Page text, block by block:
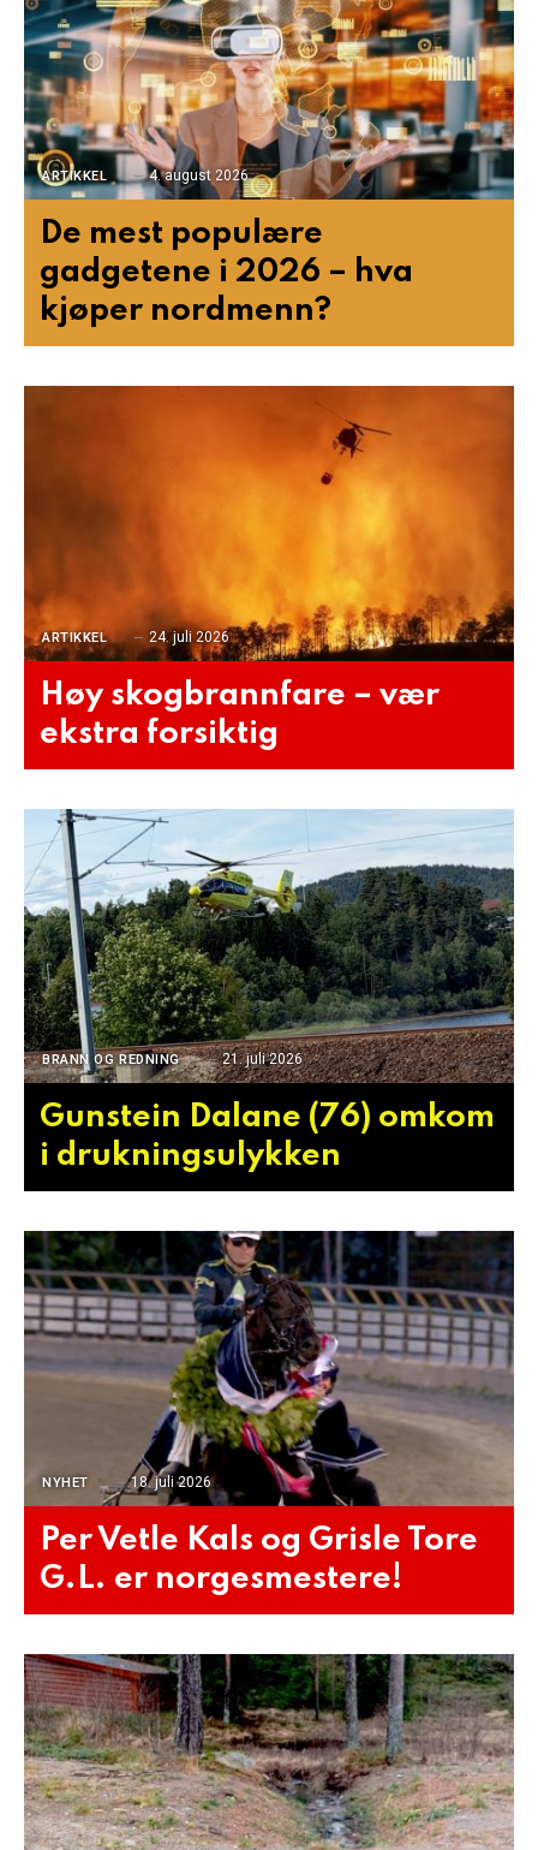
ARTIKKEL 4. august 2026
De mest populære
gadgetene i 2026 – hva
kjøper nordmenn?
ARTIKKEL 24. juli 2026
Høy skogbrannfare – vær
ekstra forsiktig
BRANN OG REDNING 21. juli 2026
Gunstein Dalane (76) omkom
i drukningsulykken
NYHET 18. juli 2026
Per Vetle Kals og Grisle Tore
G.L. er norgesmestere!